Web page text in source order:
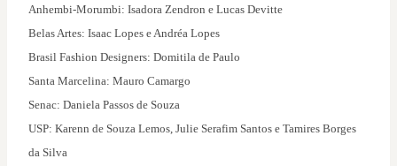
Anhembi-Morumbi: Isadora Zendron e Lucas Devitte
Belas Artes: Isaac Lopes e Andréa Lopes
Brasil Fashion Designers: Domitila de Paulo
Santa Marcelina: Mauro Camargo
Senac: Daniela Passos de Souza
USP: Karenn de Souza Lemos, Julie Serafim Santos e Tamires Borges
da Silva